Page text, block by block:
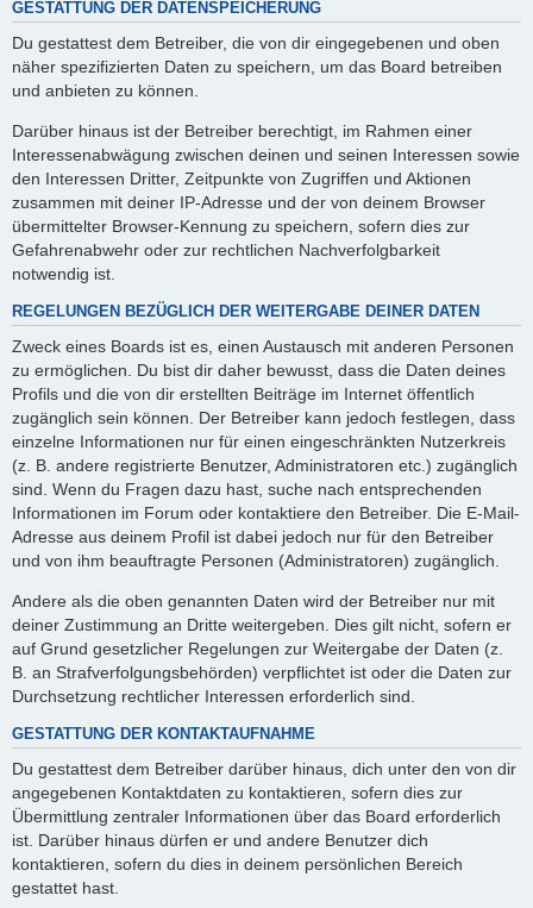
GESTATTUNG DER DATENSPEICHERUNG
Du gestattest dem Betreiber, die von dir eingegebenen und oben
näher spezifizierten Daten zu speichern, um das Board betreiben
und anbieten zu können.
Darüber hinaus ist der Betreiber berechtigt, im Rahmen einer
Interessenabwägung zwischen deinen und seinen Interessen sowie
den Interessen Dritter, Zeitpunkte von Zugriffen und Aktionen
zusammen mit deiner IP-Adresse und der von deinem Browser
übermittelter Browser-Kennung zu speichern, sofern dies zur
Gefahrenabwehr oder zur rechtlichen Nachverfolgbarkeit
notwendig ist.
REGELUNGEN BEZÜGLICH DER WEITERGABE DEINER DATEN
Zweck eines Boards ist es, einen Austausch mit anderen Personen
zu ermöglichen. Du bist dir daher bewusst, dass die Daten deines
Profils und die von dir erstellten Beiträge im Internet öffentlich
zugänglich sein können. Der Betreiber kann jedoch festlegen, dass
einzelne Informationen nur für einen eingeschränkten Nutzerkreis
(z. B. andere registrierte Benutzer, Administratoren etc.) zugänglich
sind. Wenn du Fragen dazu hast, suche nach entsprechenden
Informationen im Forum oder kontaktiere den Betreiber. Die E-Mail-
Adresse aus deinem Profil ist dabei jedoch nur für den Betreiber
und von ihm beauftragte Personen (Administratoren) zugänglich.
Andere als die oben genannten Daten wird der Betreiber nur mit
deiner Zustimmung an Dritte weitergeben. Dies gilt nicht, sofern er
auf Grund gesetzlicher Regelungen zur Weitergabe der Daten (z.
B. an Strafverfolgungsbehörden) verpflichtet ist oder die Daten zur
Durchsetzung rechtlicher Interessen erforderlich sind.
GESTATTUNG DER KONTAKTAUFNAHME
Du gestattest dem Betreiber darüber hinaus, dich unter den von dir
angegebenen Kontaktdaten zu kontaktieren, sofern dies zur
Übermittlung zentraler Informationen über das Board erforderlich
ist. Darüber hinaus dürfen er und andere Benutzer dich
kontaktieren, sofern du dies in deinem persönlichen Bereich
gestattet hast.